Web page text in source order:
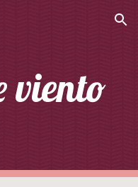
Skip to navigation
viento